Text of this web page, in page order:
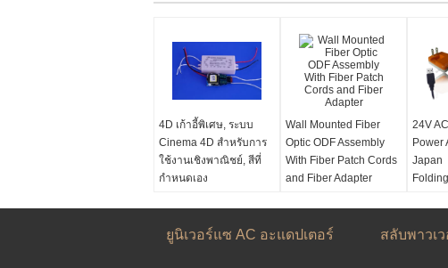
4D เก้าอี้พิเศษ, ระบบ
Cinema 4D สำหรับการ
ใช้งานเชิงพาณิชย์, สีที่
กำหนดเอง
Wall Mounted Fiber
Optic ODF Assembly
With Fiber Patch Cords
and Fiber Adapter
24V
Power
Japan
ยูนิเวอร์แซ AC อะแดปเตอร์ สลับพาวเ